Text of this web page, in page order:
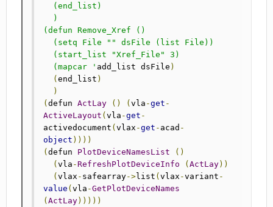
(defun Remove_Xref ()
  (mapcar '
add_list dsFile )
(end_list )
)
(defun ActLay () (vla -get -
ActiveLayout (vla -get -
activedocument (vlax -get - acad -
object ))))
(defun PlotDeviceNamesList
()
(vla -RefreshPlotDeviceInfo (ActLay))
(vlax - safearray->list (vlax -variant -
value (vla -GetPlotDeviceNames
(ActLay)))))